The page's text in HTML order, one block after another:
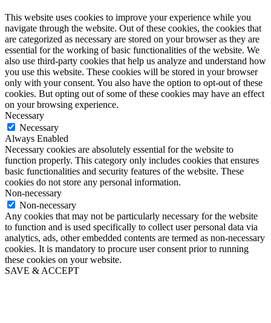
This website uses cookies to improve your experience while you
navigate through the website. Out of these cookies, the cookies that
are categorized as necessary are stored on your browser as they are
essential for the working of basic functionalities of the website. We
also use third-party cookies that help us analyze and understand how
you use this website. These cookies will be stored in your browser
only with your consent. You also have the option to opt-out of these
cookies. But opting out of some of these cookies may have an effect
on your browsing experience.
Necessary
Necessary
Always Enabled
Necessary cookies are absolutely essential for the website to
function properly. This category only includes cookies that ensures
basic functionalities and security features of the website. These
cookies do not store any personal information.
Non-necessary
Non-necessary
Any cookies that may not be particularly necessary for the website
to function and is used specifically to collect user personal data via
analytics, ads, other embedded contents are termed as non-necessary
cookies. It is mandatory to procure user consent prior to running
these cookies on your website.
SAVE & ACCEPT